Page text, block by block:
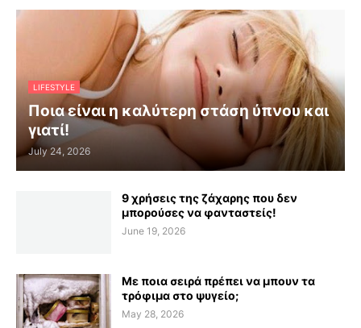
LIFESTYLE
Ποια είναι η καλύτερη στάση ύπνου και
γιατί!
July 24, 2026
9 χρήσεις της ζάχαρης που δεν
μπορούσες να φανταστείς!
June 19, 2026
Με ποια σειρά πρέπει να μπουν τα
τρόφιμα στο ψυγείο;
May 28, 2026